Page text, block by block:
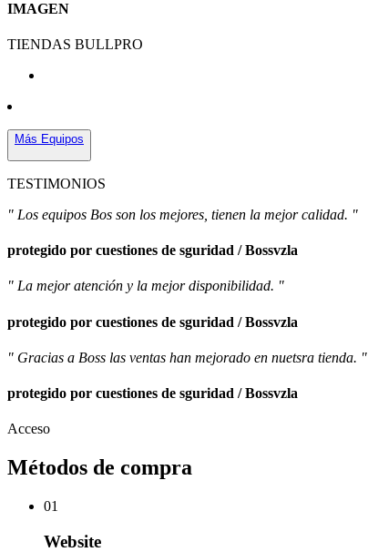
IMAGEN
TIENDAS BULLPRO
Más Equipos
TESTIMONIOS
" Los equipos Bos son los mejores, tienen la mejor calidad. "
protegido por cuestiones de sguridad / Bossvzla
" La mejor atención y la mejor disponibilidad. "
protegido por cuestiones de sguridad / Bossvzla
" Gracias a Boss las ventas han mejorado en nuetsra tienda. "
protegido por cuestiones de sguridad / Bossvzla
Acceso
Métodos de compra
01
Website